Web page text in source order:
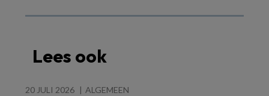
Lees ook
20 JULI 2026 ALGEMEEN